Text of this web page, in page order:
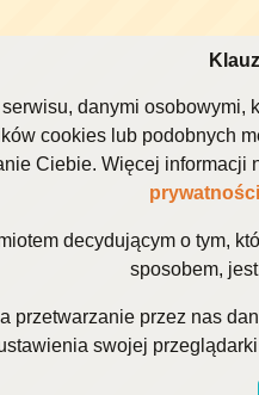
danymi osobowymi,
cookies lub podobnych
Ciebie. Więcej
prywatności
decydującym o tym,
sposobem,
przetwarzanie przez nas
swojej